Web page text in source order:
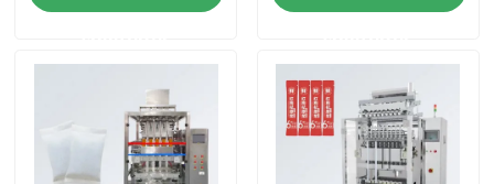
Έτος Εγγύηση για τη
Τροφίμων
Ανθεκτική στη Σκόνη,
Καρυκευμάτων και
Υποκατάστατα
Γευμάτων